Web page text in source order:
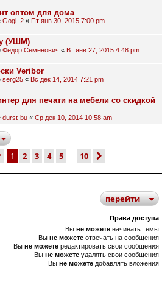
оптом для дома
Gogi_2 « Пт янв 30, 2015 7:00 pm
(УШМ)
Федор Семенович « Вт янв 27, 2015 4:48 pm
Veribor
serg25 « Вс дек 14, 2014 7:21 pm
для печати на мебели со скидкой
durst-bu « Ср дек 10, 2014 10:58 am
страница 1 из 10
1 2 3 4 5 10
перейти
Права доступа
Вы не можете начинать темы
Вы не можете отвечать на сообщения
Вы не можете редактировать свои сообщения
Вы не можете удалять свои сообщения
Вы не можете добавлять вложения